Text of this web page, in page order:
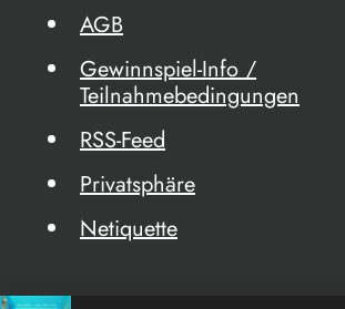
AGB
Gewinnspiel-Info /
Teilnahmebedingungen
RSS-Feed
Privatsphäre
Netiquette